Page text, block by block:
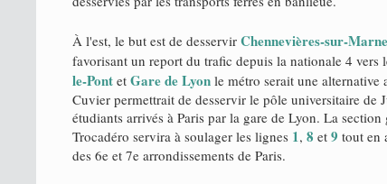
À l'est, le but est de desservir Chennevières-sur-Marne
favorisant un report du trafic depuis la nationale 4 vers
le-Pont et Gare de Lyon le métro serait une alternative
Cuvier permettrait de desservir le pôle universitaire de
étudiants arrivés à Paris par la gare de Lyon. La
Trocadéro servira à soulager les lignes 1, 8 et 9 tout en
des 6e et 7e arrondissements de Paris.